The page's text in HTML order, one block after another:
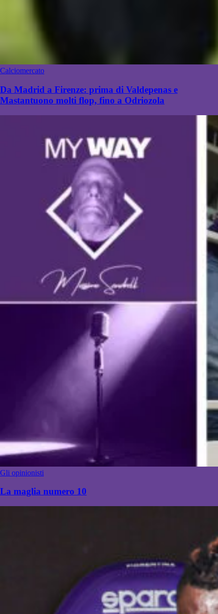
Calciomercato
Da Madrid a Firenze: prima di Valdepenas e
Mastantuono molti flop, fino a Odriozola
Gli opinionisti
La maglia numero 10